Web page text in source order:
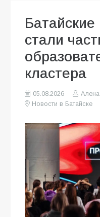
стали
кластера
05.08.2026
Новости в Батайске